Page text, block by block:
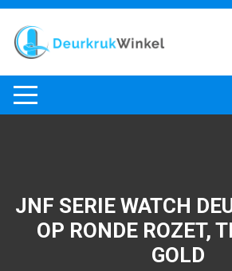
Ga
naar
inhoud
JNF SERIE WATCH
OP RONDE ROZET,
GOLD